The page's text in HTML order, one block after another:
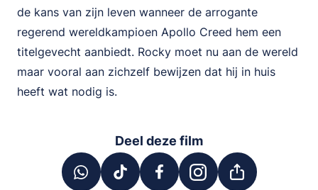
de kans van zijn leven wanneer de arrogante
regerend wereldkampioen Apollo Creed hem een
titelgevecht aanbiedt. Rocky moet nu aan de wereld
maar vooral aan zichzelf bewijzen dat hij in huis
heeft wat nodig is.
Deel deze film